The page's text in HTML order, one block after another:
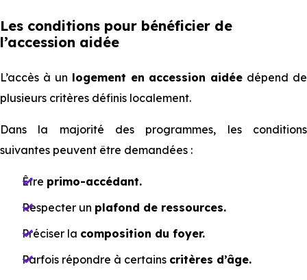
Les conditions pour bénéficier de
l’accession aidée
L’accès à un logement en accession aidée dépend de
plusieurs critères définis localement.
Dans la majorité des programmes, les conditions
suivantes peuvent être demandées :
Être primo-accédant.
Respecter un plafond de ressources.
Préciser la composition du foyer.
Parfois répondre à certains critères d’âge.